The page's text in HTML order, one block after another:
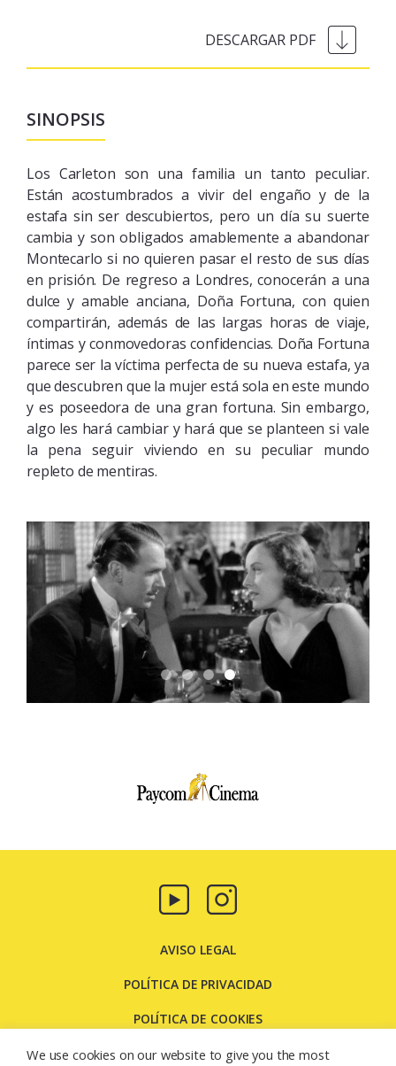
SINOPSIS
Los Carleton son una familia un tanto peculiar.
Están acostumbrados a vivir del engaño y de la
estafa sin ser descubiertos, pero un día su suerte
cambia y son obligados amablemente a abandonar
Montecarlo si no quieren pasar el resto de sus días
en prisión. De regreso a Londres, conocerán a una
dulce y amable anciana, Doña Fortuna, con quien
compartirán, además de las largas horas de viaje,
íntimas y conmovedoras confidencias. Doña Fortuna
parece ser la víctima perfecta de su nueva estafa, ya
que descubren que la mujer está sola en este mundo
y es poseedora de una gran fortuna. Sin embargo,
algo les hará cambiar y hará que se planteen si vale
la pena seguir viviendo en su peculiar mundo
repleto de mentiras.
AVISO LEGAL
POLÍTICA DE PRIVACIDAD
POLÍTICA DE COOKIES
CONTACTO
We use cookies on our website to give you the most